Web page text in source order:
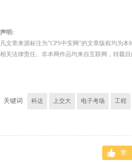
声明:
凡文章来源标注为"CPS中安网"的文章版权均为
相关法律责任。非本网作品均来自互联网，转载
关键词 科达 上交大 电子考场 工程
赞: